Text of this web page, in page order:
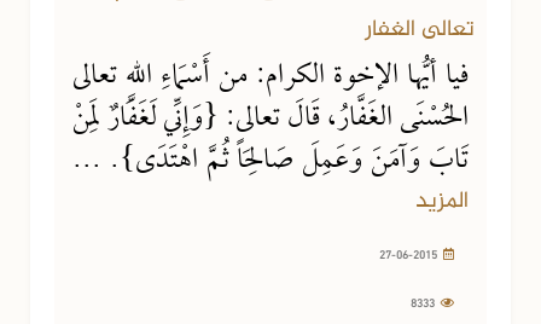
تعالى الغفار
فيا أيُّها الإخوة الكرام: من أَسْمَاءِ اللهِ تعالى
الحُسْنَى الغَفَّارُ، قَالَ تعالى: {وَإِنِّي لَغَفَّارٌ لِمَنْ
تَابَ وَآمَنَ وَعَمِلَ صَالِحَاً ثُمَّ اهْتَدَى}. ...
المزيد